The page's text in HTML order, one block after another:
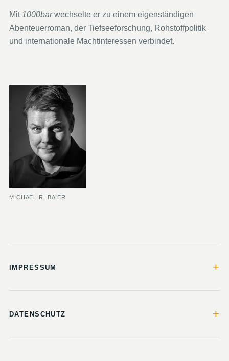
Mit 1000barwechselte er zu einem eigenständigen
Abenteuerroman, der Tiefseeforschung, Rohstoffpolitik
und internationale Machtinteressen verbindet.
MICHAEL R. BAIER
IMPRESSUM +
DATENSCHUTZ +